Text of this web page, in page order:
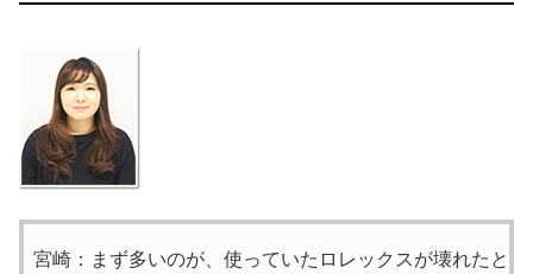
宮崎：まず多いのが、使っていたロレックスが壊れたと